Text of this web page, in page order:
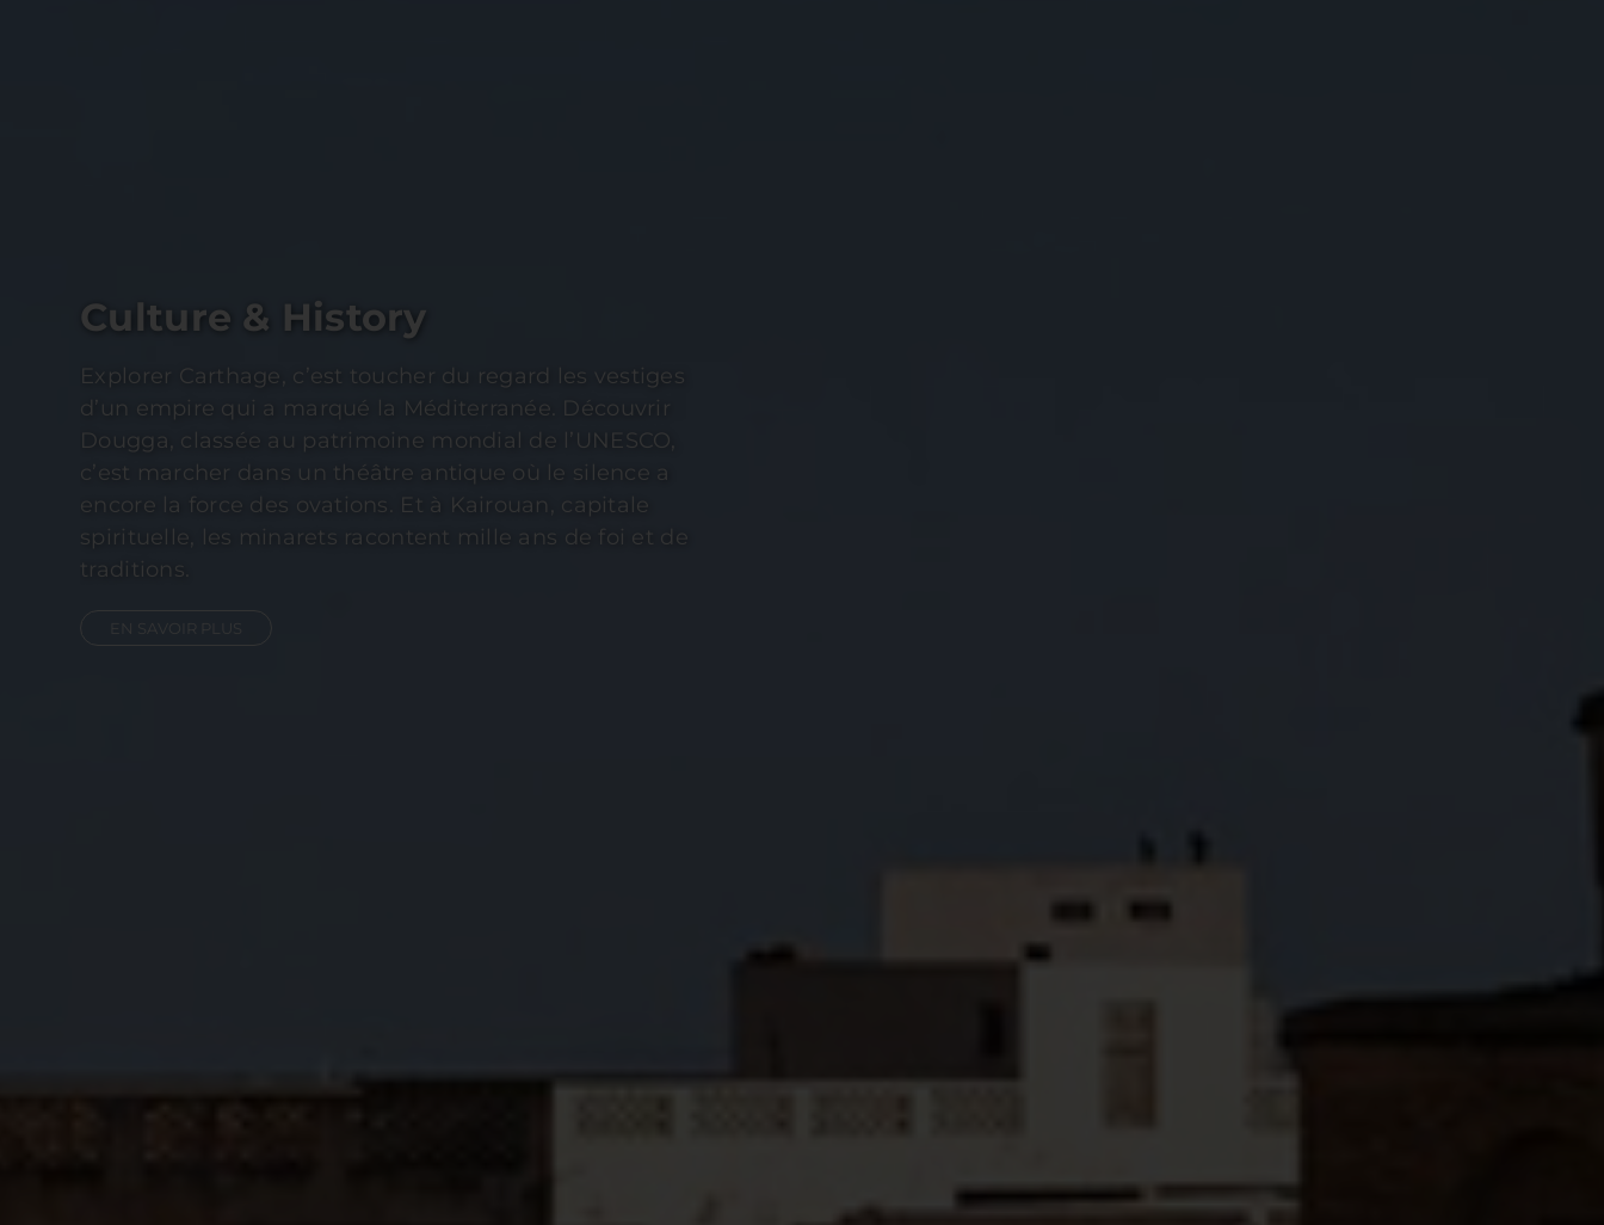
Nature & Aventure
Du sable doré du Sahara aux palmeraies verdoyantes de
Tozeur, la nature tunisienne offre une diversité
saisissante. Tabarka, avec ses falaises sculptées par la
mer, invite à l’évasion et à la randonnée. Les nuits sous
les étoiles au cœur du désert transforment l’aventure en
souvenir impérissable. Chaque paysage est une invitation
à repousser ses limites et à renouer avec l’essentiel.
EN SAVOIR PLUS